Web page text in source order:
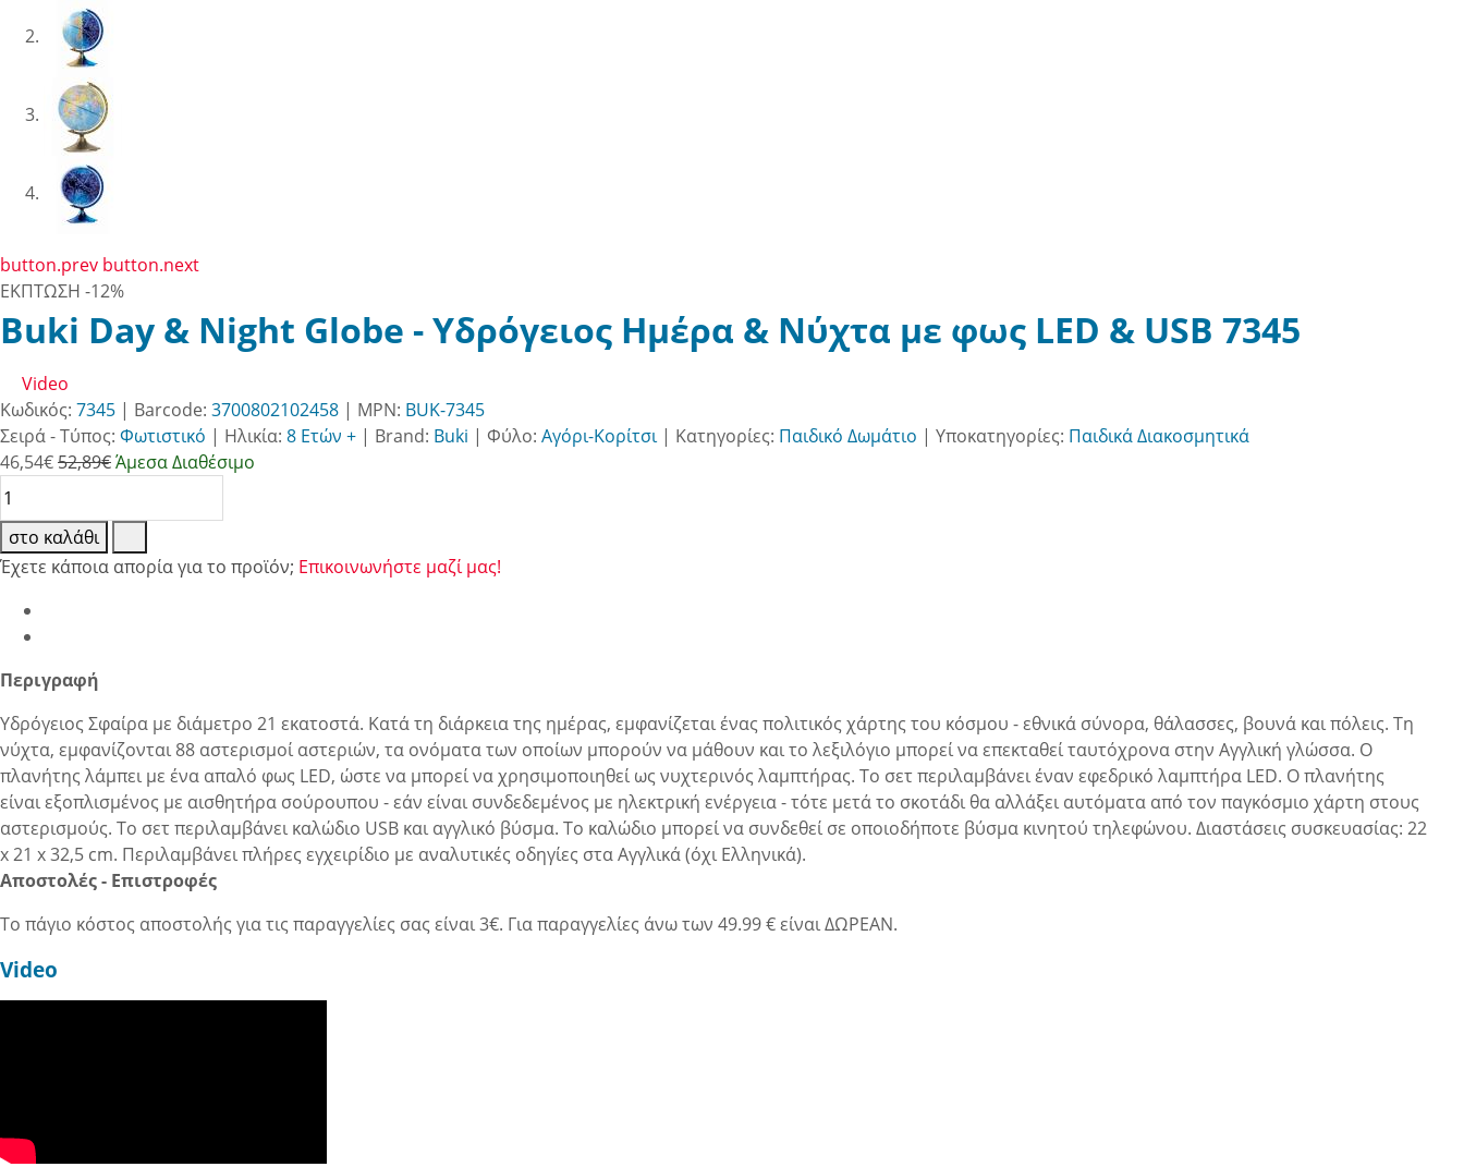
button.prev button.next
ΕΚΠΤΩΣΗ -12%
Buki Day & Night Globe - Υδρόγειος Ημέρα & Νύχτα με φως LED & USB 7345
Video
Κωδικός: 7345 | Barcode: 3700802102458 | MPN: BUK-7345
Σειρά - Τύπος: Φωτιστικό | Ηλικία: 8 Ετών + | Brand: Buki | Φύλο: Αγόρι-Κορίτσι| Κατηγορίες: Παιδικό Δωμάτιο | Υποκατηγορίες: Παιδικά Διακοσμητικά
46,54€52,89€Άμεσα Διαθέσιμο
στο καλάθι
Έχετε κάποια απορία για το προϊόν; Επικοινωνήστε μαζί μας!
Περιγραφή
Υδρόγειος Σφαίρα με διάμετρο 21 εκατοστά. Κατά τη διάρκεια της ημέρας, εμφανίζεται ένας πολιτικός χάρτης του κόσμου - εθνικά σύνορα, θάλασσες, βουνά και πόλεις. Τη
νύχτα, εμφανίζονται 88 αστερισμοί αστεριών, τα ονόματα των οποίων μπορούν να μάθουν και το λεξιλόγιο μπορεί να επεκταθεί ταυτόχρονα στην Αγγλική γλώσσα. Ο
πλανήτης λάμπει με ένα απαλό φως LED, ώστε να μπορεί να χρησιμοποιηθεί ως νυχτερινός λαμπτήρας. Το σετ περιλαμβάνει έναν εφεδρικό λαμπτήρα LED. Ο πλανήτης
είναι εξοπλισμένος με αισθητήρα σούρουπου - εάν είναι συνδεδεμένος με ηλεκτρική ενέργεια - τότε μετά το σκοτάδι θα αλλάξει αυτόματα από τον παγκόσμιο χάρτη στους
αστερισμούς. Το σετ περιλαμβάνει καλώδιο USB και αγγλικό βύσμα. Το καλώδιο μπορεί να συνδεθεί σε οποιοδήποτε βύσμα κινητού τηλεφώνου. Διαστάσεις συσκευασίας: 22
x 21 x 32,5 cm. Περιλαμβάνει πλήρες εγχειρίδιο με αναλυτικές οδηγίες στα Αγγλικά (όχι Ελληνικά).
Αποστολές - Επιστροφές
Το πάγιο κόστος αποστολής για τις παραγγελίες σας είναι 3€. Για παραγγελίες άνω των 49.99 € είναι ΔΩΡΕΑΝ.
Video